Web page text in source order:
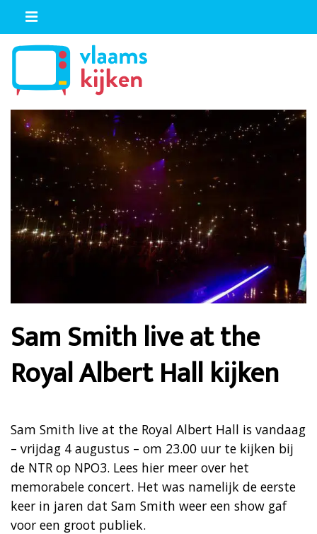
Sam Smith live at the
Royal Albert Hall kijken
Sam Smith live at the Royal Albert Hall is vandaag
– vrijdag 4 augustus – om 23.00 uur te kijken bij
de NTR op NPO3. Lees hier meer over het
memorabele concert. Het was namelijk de eerste
keer in jaren dat Sam Smith weer een show gaf
voor een groot publiek.